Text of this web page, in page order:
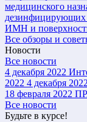
медицинского
дезинфицирующих
ИМН и
Все обзоры и
Новости
Все новости
4 декабря 2022
2022 4 декабря
18 февраля 2022
Все новости
Будьте в курсе!